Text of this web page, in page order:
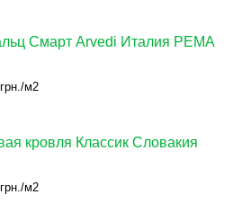
Смарт Arvedi Италия PEMA
грн./м2
кровля Классик Словакия
грн./м2